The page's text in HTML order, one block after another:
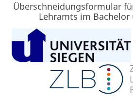
Überschneidungsformular
Lehramts im Bachelor